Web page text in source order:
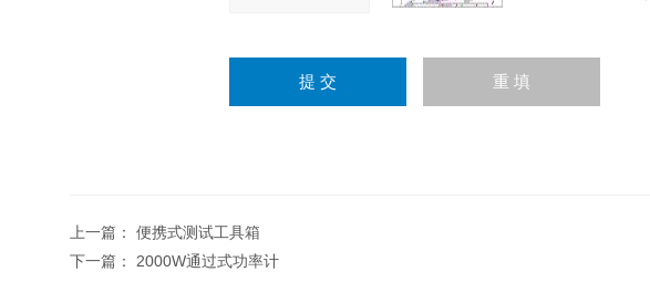
上一篇： 便携式测试工具箱
下一篇： 2000W通过式功率计